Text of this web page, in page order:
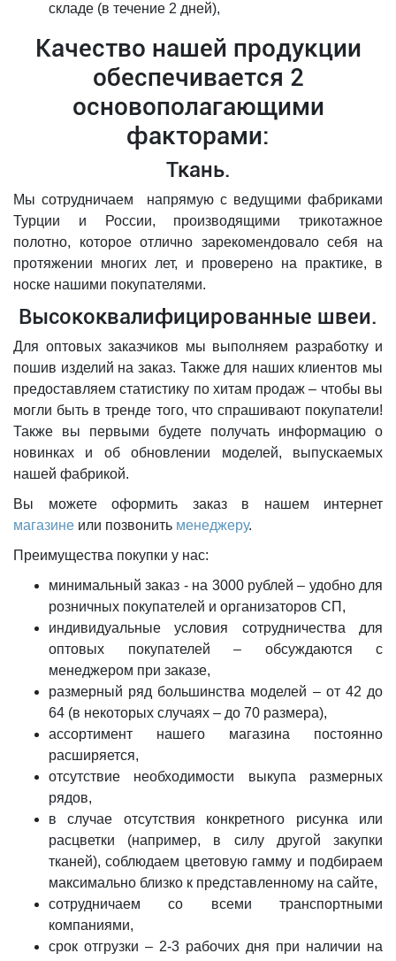
складе (в течение 2 дней),
Качество нашей продукции
обеспечивается 2
основополагающими
факторами:
Ткань.
Мы сотрудничаем напрямую с ведущими фабриками
Турции и России, производящими трикотажное
полотно, которое отлично зарекомендовало себя на
протяжении многих лет, и проверено на практике, в
носке нашими покупателями.
Высококвалифицированные швеи.
Для оптовых заказчиков мы выполняем разработку и
пошив изделий на заказ. Также для наших клиентов мы
предоставляем статистику по хитам продаж – чтобы вы
могли быть в тренде того, что спрашивают покупатели!
Также вы первыми будете получать информацию о
новинках и об обновлении моделей, выпускаемых
нашей фабрикой.
Вы можете оформить заказ в нашем интернет
магазине или позвонить менеджеру.
Преимущества покупки у нас:
минимальный заказ - на 3000 рублей – удобно для
розничных покупателей и организаторов СП,
индивидуальные условия сотрудничества для
оптовых покупателей – обсуждаются с
менеджером при заказе,
размерный ряд большинства моделей – от 42 до
64 (в некоторых случаях – до 70 размера),
ассортимент нашего магазина постоянно
расширяется,
отсутствие необходимости выкупа размерных
рядов,
в случае отсутствия конкретного рисунка или
расцветки (например, в силу другой закупки
тканей), соблюдаем цветовую гамму и подбираем
максимально близко к представленному на сайте,
сотрудничаем со всеми транспортными
компаниями,
срок отгрузки – 2-3 рабочих дня при наличии на